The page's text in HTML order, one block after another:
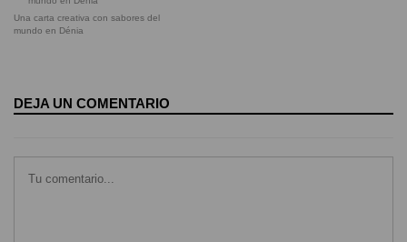
Una carta creativa con sabores del
mundo en Dénia
DEJA UN COMENTARIO